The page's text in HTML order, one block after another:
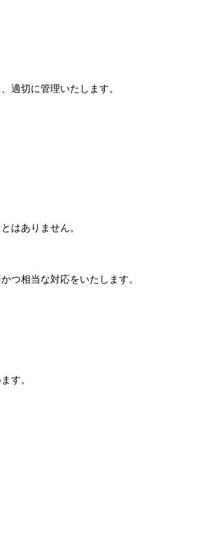
適切に管理いたします。
はありません。
つ相当な対応をいたします。
す。